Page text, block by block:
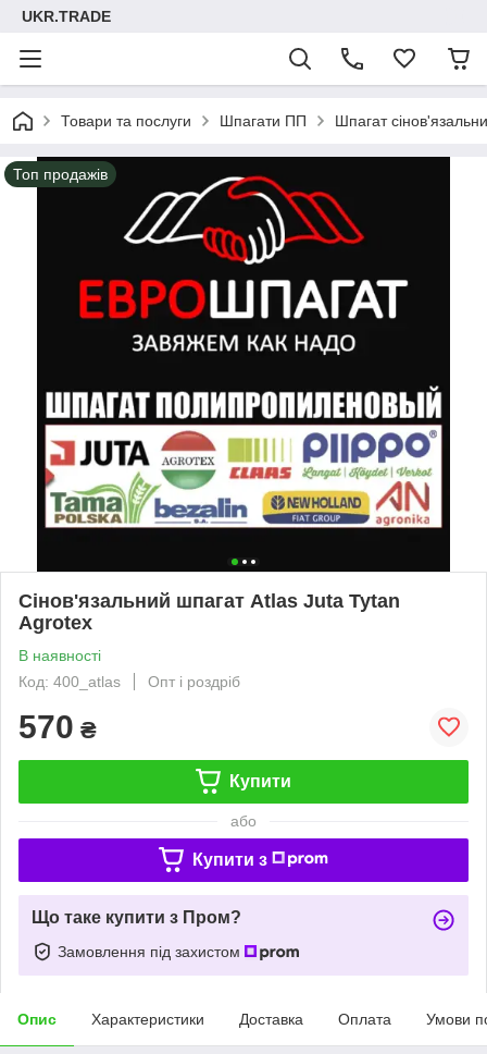
UKR.TRADE
Товари та послуги Шпагати ПП Шпагат
Топ продажів
Сінов'язальний шпагат Atlas Juta Tytan
Agrotex
В наявності
Код: 400_atlas
Опт і роздріб
570 ₴
Купити
або
Купити з
Що таке купити з Пром?
Замовлення під захистом
Опис Характеристики Доставка Оплата Умови